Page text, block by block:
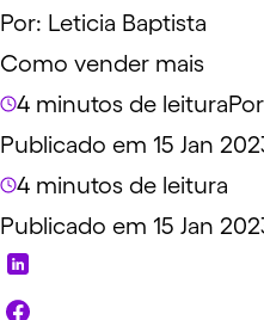
Por: Leticia Baptista
Como vender mais
4 minutos de leitura
Publicado em 15 Jan
4 minutos de leitura
Publicado em 15 Jan